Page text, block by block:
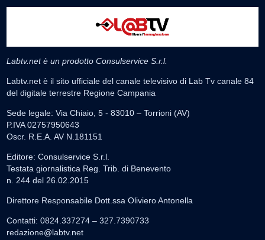
Labtv.net è un prodotto Consulservice S.r.l.
Labtv.net è il sito ufficiale del canale televisivo di Lab Tv canale 84
del digitale terrestre Regione Campania
Sede legale: Via Chiaio, 5 - 83010 – Torrioni (AV)
P.IVA 02757950643
Oscr. R.E.A. AV N.181151
Editore: Consulservice S.r.l.
Testata giornalistica Reg. Trib. di Benevento
n. 244 del 26.02.2015
Direttore Responsabile Dott.ssa Oliviero Antonella
Contatti: 0824.337274 – 327.7390733
redazione@labtv.net